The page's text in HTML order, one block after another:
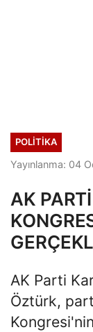
POLITIKA
Yayınlanma: 04
AK
AK Parti
Öztürk,